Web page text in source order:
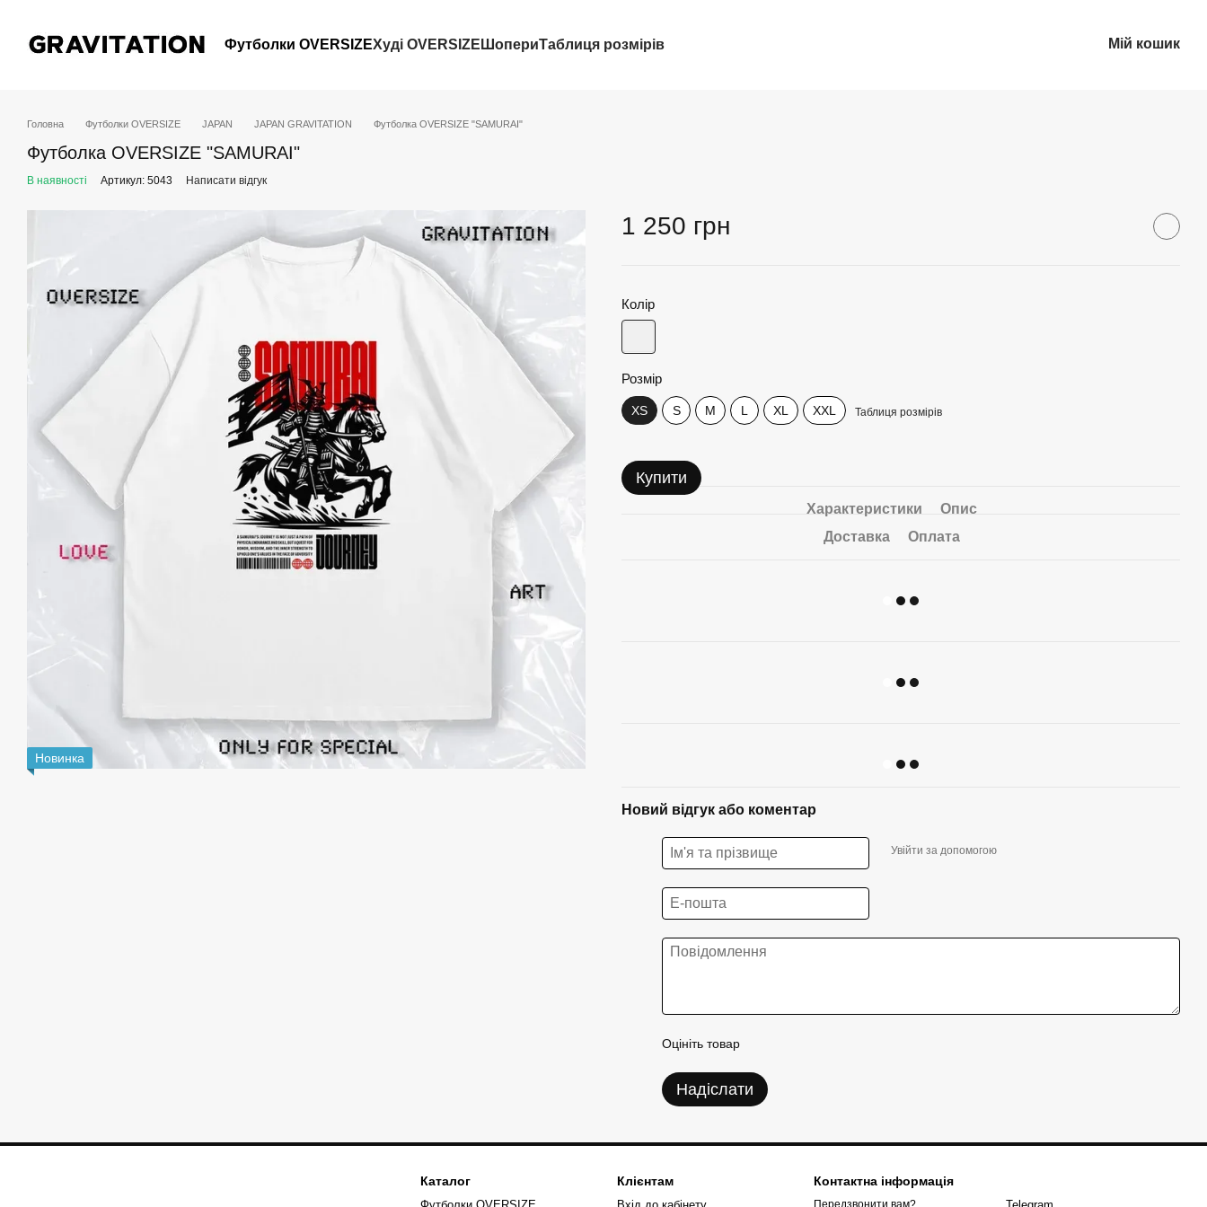
Футболки OVERSIZEХуді OVERSIZE ШопериТаблиця розмірів Мій кошик
Головна Футболки OVERSIZE JAPAN JAPAN GRAVITATION Футболка OVERSIZE "SAMURAI"
Футболка OVERSIZE "SAMURAI"
В наявності Артикул: 5043 Написати відгук
Новинка
1 250 грн
Колір
Розмір
XS S M L XL XXL Таблиця розмірів
Купити
Характеристики
Опис
Доставка
Оплата
Новий відгук або коментар
Увійти за допомогою
Оцініть товар
Надіслати
Каталог Клієнтам Контактна інформація